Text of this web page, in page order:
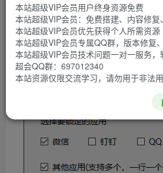
安全的做法还是使用一款应用锁工具
面。
软件截图
本站超级VIP会员用户终身资源免费
本站超级VIP会员：免费搭建、内容修
本站超级VIP会员优先获得个人所需资源
本站超级VIP会员专属QQ群，版本修复
本站超级VIP会员技术问题一对一服务，
超会QQ群：697012340
本站资源仅限交流学习，请勿用于非法用